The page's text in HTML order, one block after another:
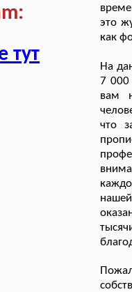
тут
это
как
На
7 000
вам
что